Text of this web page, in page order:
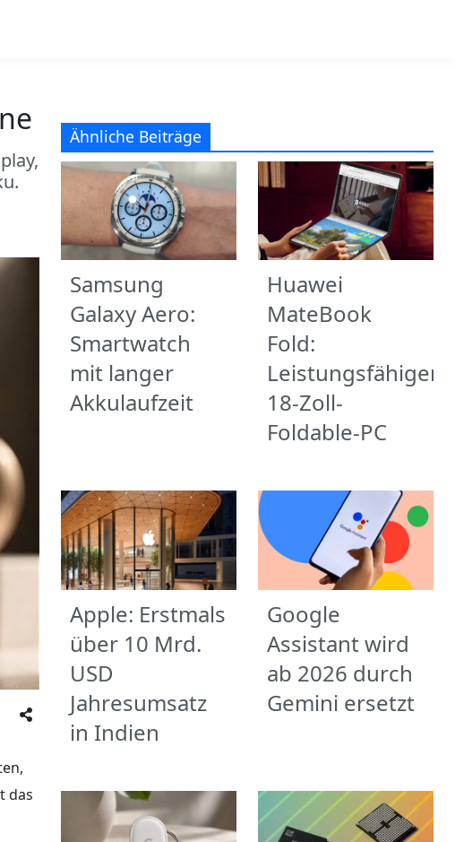
das
Ähnliche Beiträge
Samsung
Galaxy Aero:
Smartwatch
mit langer
Akkulaufzeit
Huawei
MateBook
Fold:
Leistungsfähiger
18-Zoll-
Foldable-PC
Apple: Erstmals
über 10 Mrd.
USD
Jahresumsatz
in Indien
Google
Assistant wird
ab 2026 durch
Gemini ersetzt